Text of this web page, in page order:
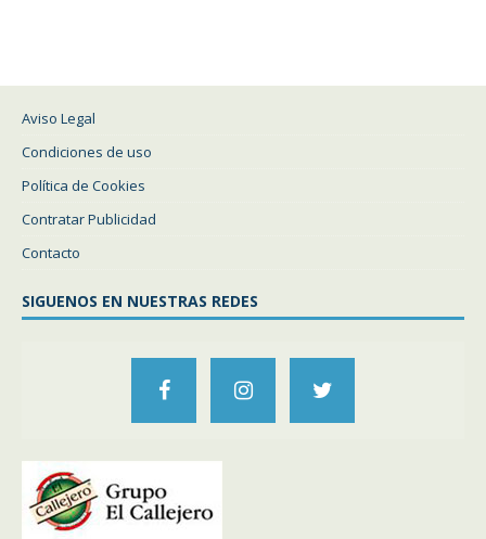
Aviso Legal
Condiciones de uso
Política de Cookies
Contratar Publicidad
Contacto
SIGUENOS EN NUESTRAS REDES